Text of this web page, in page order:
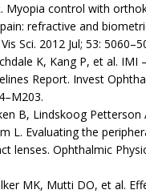
Myopia control with
refractive and
Sci. 2012 Jul; 53:
K, Kang P, et al. IMI
Report. Invest
B, Lindskoog Petterson
L. Evaluating the
lenses. Ophthalmic
MK, Mutti DO, et al.